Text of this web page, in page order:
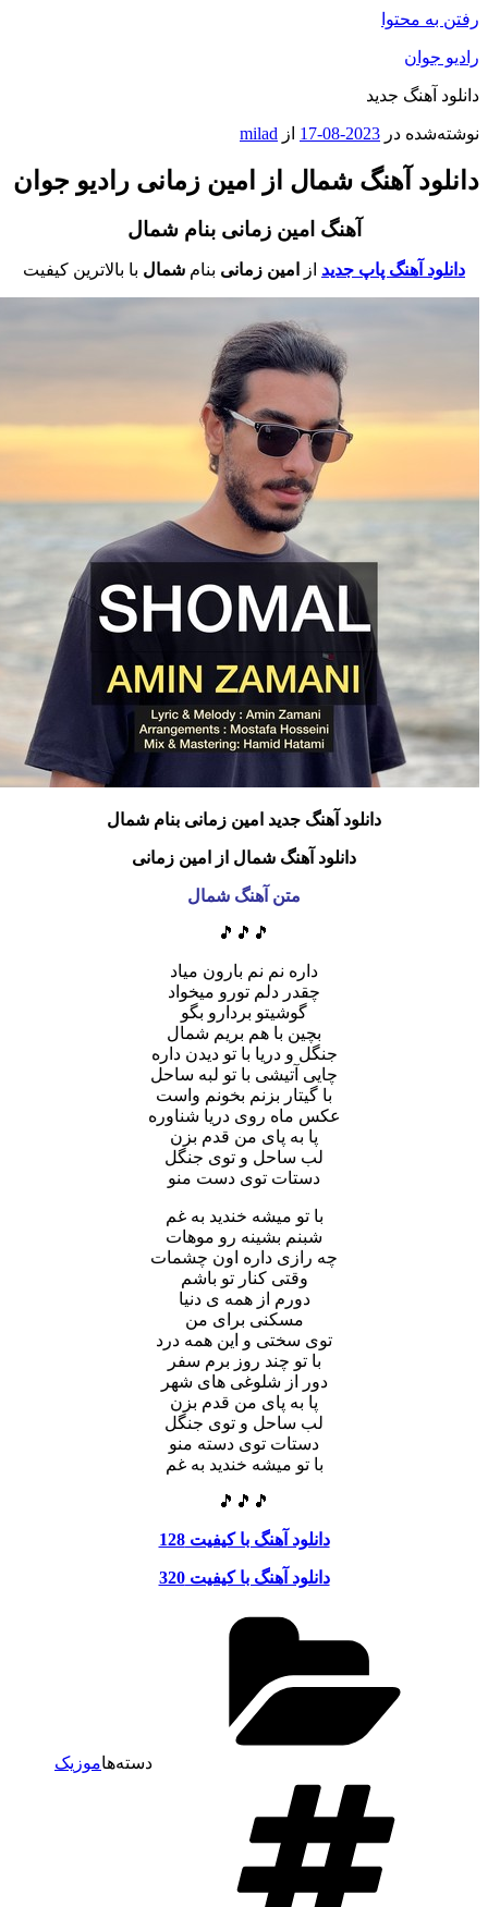
به محتوا
جوان
آهنگ جدید
در 2023-08-17 ازmilad
آهنگ شمال از امین زمانی رادیو جوان
آهنگ امین زمانی بنام شمال
دانلود آهنگ پاپ جدید ازامین زمانی بنامشمال با بالاترین کیفیت
دانلود آهنگ جدید امین زمانی بنام شمال
دانلود آهنگ شمال از امین زمانی
متن آهنگ شمال
🎵🎵🎵
داره نم نم بارون میاد
چقدر دلم تورو میخواد
گوشیتو بردارو بگو
بچین با هم بریم شمال
جنگل و دریا با تو دیدن داره
چایی آتیشی با تو لبه ساحل
با گیتار بزنم بخونم واست
عکس ماه روی دریا شناوره
پا به پای من قدم بزن
لب ساحل و توی جنگل
دستات توی دست منو
با تو میشه خندید به غم
شبنم بشینه رو موهات
چه رازی داره اون چشمات
وقتی کنار تو باشم
دورم از همه ی دنیا
مسکنی برای من
توی سختی و این همه درد
با تو چند روز برم سفر
دور از شلوغی های شهر
پا به پای من قدم بزن
لب ساحل و توی جنگل
دستات توی دسته منو
با تو میشه خندید به غم
🎵🎵🎵
دانلود آهنگ با کیفیت 128
دانلود آهنگ با کیفیت 320
دسته‌هاموزیک